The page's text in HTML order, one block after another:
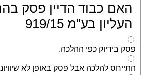
האם כבוד הדיין פסק
העליון בע"מ 919/15
פסק בידיוק כפי ההלכה.
התייחס להלכה אבל פסק באופן לא